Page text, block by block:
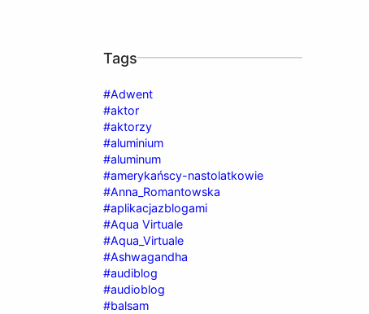
Tags
#Adwent
#aktor
#aktorzy
#aluminium
#aluminum
#amerykańscy-nastolatkowie
#Anna_Romantowska
#aplikacjazblogami
#Aqua Virtuale
#Aqua_Virtuale
#Ashwagandha
#audiblog
#audioblog
#balsam